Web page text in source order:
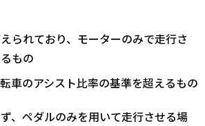
られており、モーターのみで走行さ
もの
車のアシスト比率の基準を超えるもの
、ペダルのみを用いて走行させる場